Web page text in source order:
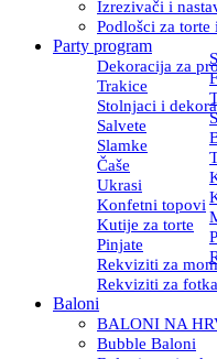
Izrezivači i
Podlošci za torte
Party program
Dekoracija za
Trakice
Stolnjaci i
Salvete
Slamke
Čaše
Ukrasi
Konfetni topovi
Kutije za torte
Pinjate
Rekviziti za
Rekviziti za
Baloni
BALONI NA
Bubble Baloni